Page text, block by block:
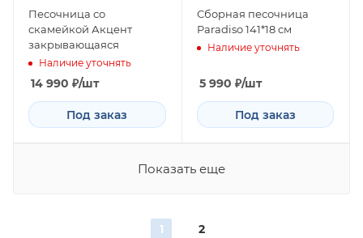
Песочница со
скамейкой Акцент
закрывающаяся
Наличие уточнять
14 990 ₽/шт
Под заказ
Сборная песочница
Paradiso 141*18 см
Наличие уточнять
5 990 ₽/шт
Под заказ
Показать еще
1 2